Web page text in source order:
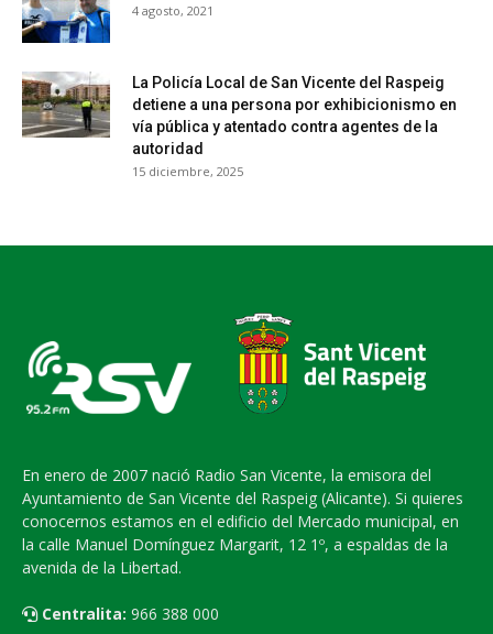
4 agosto, 2021
La Policía Local de San Vicente del Raspeig
detiene a una persona por exhibicionismo en
vía pública y atentado contra agentes de la
autoridad
15 diciembre, 2025
En enero de 2007 nació Radio San Vicente, la emisora del
Ayuntamiento de San Vicente del Raspeig (Alicante). Si quieres
conocernos estamos en el edificio del Mercado municipal, en
la calle Manuel Domínguez Margarit, 12 1º, a espaldas de la
avenida de la Libertad.
Centralita: 966 388 000